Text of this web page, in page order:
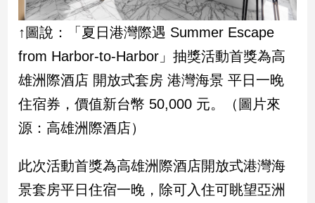
建
築/
室
內
設
旅
遊/
食
星
座/
↑圖說：「夏日港灣際遇 Summer Escape
from Harbor-to-Harbor」抽獎活動首獎為高
雄洲際酒店 開放式套房 港灣海景 平日一晚
住宿券，價值新台幣 50,000 元。（圖片來
源：高雄洲際酒店）
此次活動首獎為高雄洲際酒店開放式港灣海
景套房平日住宿一晚，除可入住可眺望亞洲